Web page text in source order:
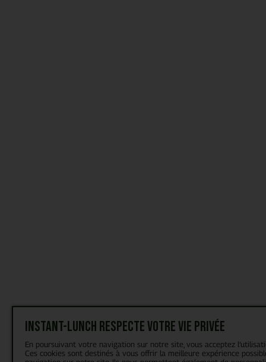
Instant-Lunch respecte votre vie privée
En poursuivant votre navigation sur notre site, vous acceptez
Ces cookies sont destinés à vous offrir la meilleure expérience